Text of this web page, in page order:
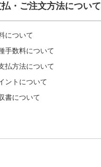
・ご注文方法について
について
手数料について
払方法について
ントについて
書について